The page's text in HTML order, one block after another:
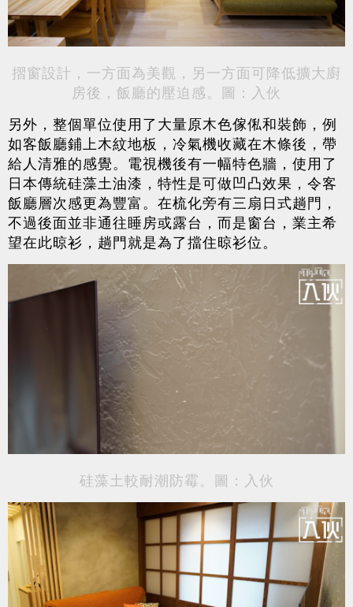
摺窗設計，一方面為美觀，另一方面可降低擴大廚
房後，飯廳的壓迫感。圖：入伙
另外，整個單位使用了大量原木色傢俬和裝飾，例
如客飯廳鋪上木紋地板，冷氣機收藏在木條後，帶
給人清雅的感覺。電視機後有一幅特色牆，使用了
日本傳統硅藻土油漆，特性是可做凹凸效果，令客
飯廳層次感更為豐富。在梳化旁有三扇日式趟門，
不過後面並非通往睡房或露台，而是窗台，業主希
望在此晾衫，趟門就是為了擋住晾衫位。
硅藻土較耐潮防霉。圖：入伙